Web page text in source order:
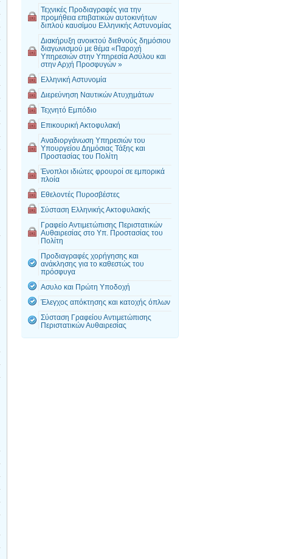
Τεχνικές Προδιαγραφές για την
προμήθεια επιβατικών αυτοκινήτων
διπλού καυσίμου Ελληνικής Αστυνομίας
Διακήρυξη ανοικτού διεθνούς δημόσιου
διαγωνισμού με θέμα «Παροχή
Υπηρεσιών στην Υπηρεσία Ασύλου και
στην Αρχή Προσφυγών »
Ελληνική Αστυνομία
Διερεύνηση Ναυτικών Ατυχημάτων
Τεχνητό Εμπόδιο
Επικουρική Ακτοφυλακή
Αναδιοργάνωση Υπηρεσιών του
Υπουργείου Δημόσιας Τάξης και
Προστασίας του Πολίτη
Ένοπλοι ιδιώτες φρουροί σε εμπορικά
πλοία
Εθελοντές Πυροσβέστες
Σύσταση Ελληνικής Ακτοφυλακής
Γραφείο Αντιμετώπισης Περιστατικών
Αυθαιρεσίας στο Υπ. Προστασίας του
Πολίτη
Προδιαγραφές χορήγησης και
ανάκλησης για το καθεστώς του
πρόσφυγα
Aσυλο και Πρώτη Υποδοχή
Έλεγχος απόκτησης και κατοχής όπλων
Σύσταση Γραφείου Αντιμετώπισης
Περιστατικών Αυθαιρεσίας